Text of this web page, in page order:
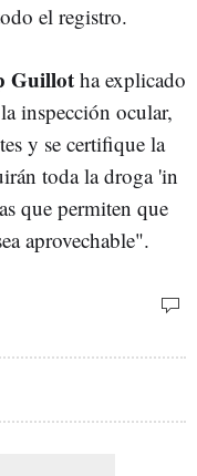
el registro.
Guillot ha explicado
inspección ocular,
y se certifique la
toda la droga 'in
que permiten que
aprovechable".